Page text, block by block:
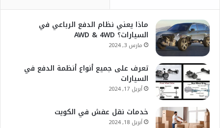
ماذا يعني نظام الدفع الرباعي في
السيارات؟ AWD & 4WD
مارس 3, 2024
تعرف على جميع أنواع أنظمة الدفع في
السيارات
أبريل 17, 2024
خدمات نقل عفش في الكويت
أبريل 18, 2024